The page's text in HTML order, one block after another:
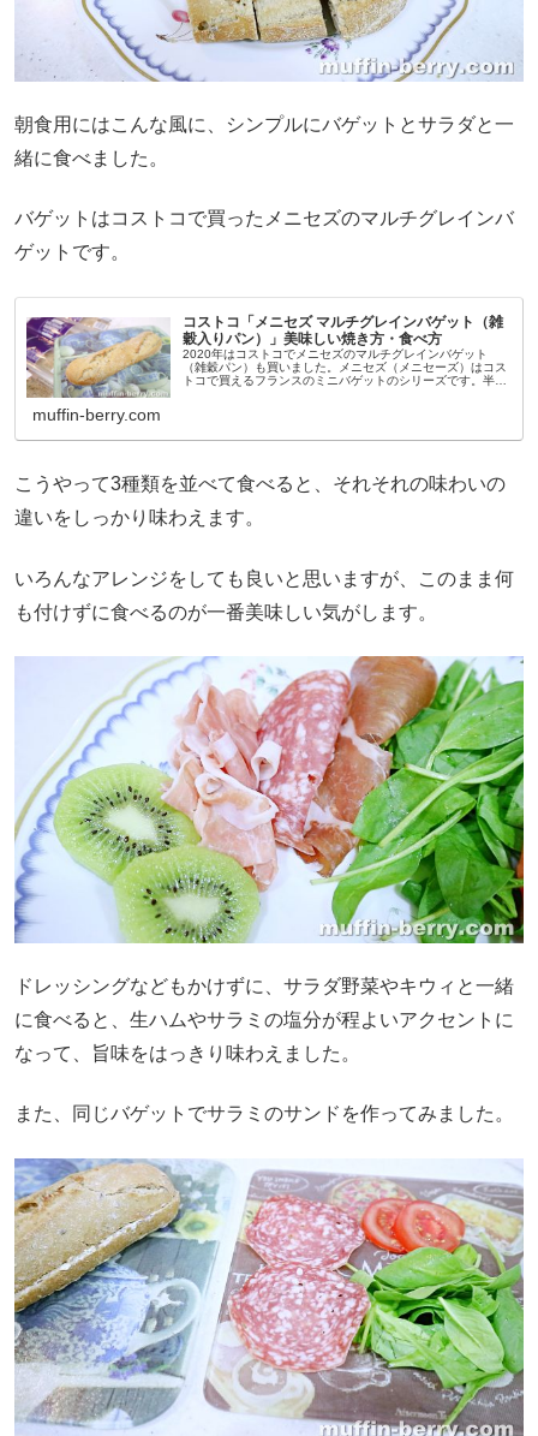
朝食用にはこんな風に、シンプルにバゲットとサラダと一
緒に食べました。
バゲットはコストコで買ったメニセズのマルチグレインバ
ゲットです。
コストコ「メニセズ マルチグレインバゲット（雑
穀入りパン）」美味しい焼き方・食べ方
2020年はコストコでメニセズのマルチグレインバゲット
（雑穀パン）も買いました。メニセズ（メニセーズ）はコス
トコで買えるフランスのミニバゲットのシリーズです。半焼
muffin-berry.com
こうやって3種類を並べて食べると、それそれの味わいの
違いをしっかり味わえます。
いろんなアレンジをしても良いと思いますが、このまま何
も付けずに食べるのが一番美味しい気がします。
ドレッシングなどもかけずに、サラダ野菜やキウィと一緒
に食べると、生ハムやサラミの塩分が程よいアクセントに
なって、旨味をはっきり味わえました。
また、同じバゲットでサラミのサンドを作ってみました。